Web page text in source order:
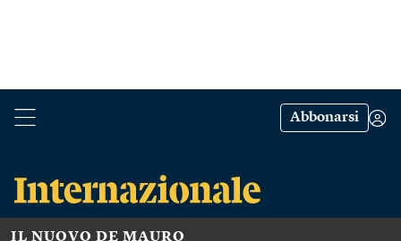
Abbonarsi
IL NUOVO DE MAURO